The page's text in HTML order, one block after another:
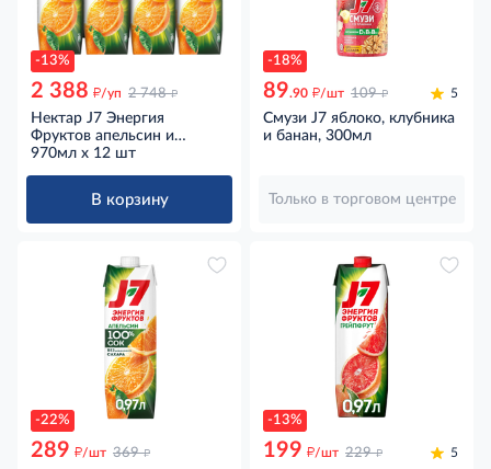
-13%
2 388 д/уп 2 748 д
Нектар J7 Энергия
Фруктов апельсин и
мандарин с мякотью,
970мл х 12 шт
В корзину
-18%
89.90 д/шт 109 д 5
Смузи J7 яблоко, клубника
и банан, 300мл
Только в торговом центре
-22%
289 д/шт 369 д
-13%
199 д/шт 229 д 5